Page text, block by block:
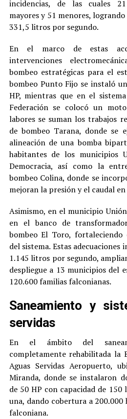
incidencias, de las cuales
mayores y 51 menores,
331,5 litros por segundo.
En el marco de estas
intervenciones
bombeo estratégicas para el
bombeo Punto Fijo se instaló
HP, mientras que en el
Federación se colocó un
labores se suman los trabajos
de bombeo Tarana, donde se
alineación de una bomba
habitantes de los municipios
Democracia, así como la
bombeo Colina, donde se
mejoran la presión y el caudal en
Asimismo, en el municipio
en el banco de
bombeo El Toro,
del sistema. Estas
1.145 litros por segundo,
despliegue a 13 municipios del
120.600 familias falconianas.
Saneamiento y
servidas
En el ámbito del
completamente rehabilitada la
Aguas Servidas Aeropuerto,
Miranda, donde se instalaron
de 50 HP con capacidad de
una, dando cobertura a
falconiana.